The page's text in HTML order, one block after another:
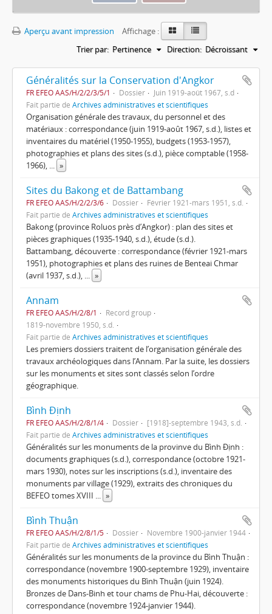
Aperçu avant impression
Affichage :
Trier par: Pertinence Direction: Décroissant
Généralités sur la Conservation d'Angkor
FR EFEO AAS/H/2/2/3/5/1 Dossier
Juin 1919-août 1967, s.d
Fait partie de Archives administratives et scientifiques
Organisation générale des travaux, du personnel et des
matériaux : correspondance (juin 1919-août 1967, s.d.), listes et
inventaires du matériel (1950-1955), budgets (1953-1957),
photographies et plans des sites (s.d.), pièce comptable (1958-
1966), ... »
Sites du Bakong et de Battambang
FR EFEO AAS/H/2/2/3/6 Dossier
Février 1921-mars 1951, s.d.
Fait partie de Archives administratives et scientifiques
Bakong (province Roluos près d’Angkor) : plan des sites et
pièces graphiques (1935-1940, s.d.), étude (s.d.).
Battambang, découverte : correspondance (février 1921-mars
1951), photographies et plans des ruines de Benteai Chmar
(avril 1937, s.d.), ... »
Annam
FR EFEO AAS/H/2/8/1
Record group
1819-novembre 1950, s.d.
Fait partie de Archives administratives et scientifiques
Les premiers dossiers traitent de l’organisation générale des
travaux archéologiques dans l’Annam. Par la suite, les dossiers
sur les monuments et sites sont classés selon l’ordre
géographique.
Bình Định
FR EFEO AAS/H/2/8/1/4 Dossier
[1918]-septembre 1943, s.d.
Fait partie de Archives administratives et scientifiques
Généralités sur les monuments de la provinve du Bình Định :
documents graphiques (s.d.), correspondance (octobre 1921-
mars 1930), notes sur les inscriptions (s.d.), inventaire des
monuments par village (1929), extraits des chroniques du
BEFEO tomes XVIII ... »
Bình Thuận
FR EFEO AAS/H/2/8/1/5 Dossier
Novembre 1900-janvier 1944
Fait partie de Archives administratives et scientifiques
Généralités sur les monuments de la province du Bình Thuận :
correspondance (novembre 1900-septembre 1929), inventaire
des monuments historiques du Bình Thuận (juin 1924).
Bronzes de Dans-Binh et tour chams de Phu-Hai, découverte :
correspondance (novembre 1924-janvier 1944).